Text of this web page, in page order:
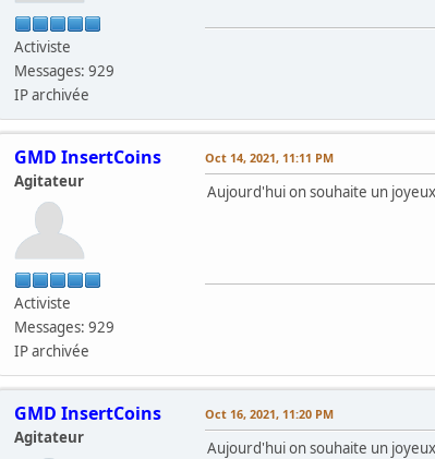
Activiste
Messages: 929
IP archivée
GMD InsertCoins
Agitateur
Activiste
Messages: 929
IP archivée
Oct 14, 2021, 11:11 PM
Aujourd'hui on souhaite un
GMD InsertCoins
Agitateur
Oct 16, 2021, 11:20 PM
Aujourd'hui on souhaite un